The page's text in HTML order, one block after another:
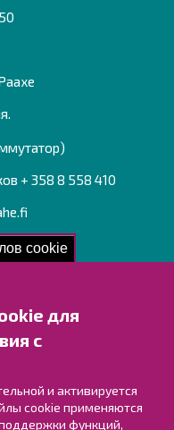
cookie
для
с
и активируется
cookie применяются
функций,
+ 358 8 558 410
6
нами!